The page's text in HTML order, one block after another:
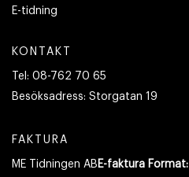
E-tidning
KONTAKT
Tel: 08-762 70 65
Besöksadress: Storgatan 19
FAKTURA
ME Tidningen AB E-faktura Format: